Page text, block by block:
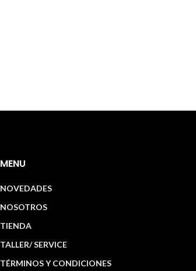
MENU
NOVEDADES
NOSOTROS
TIENDA
TALLER/ SERVICE
TÉRMINOS Y CONDICIONES